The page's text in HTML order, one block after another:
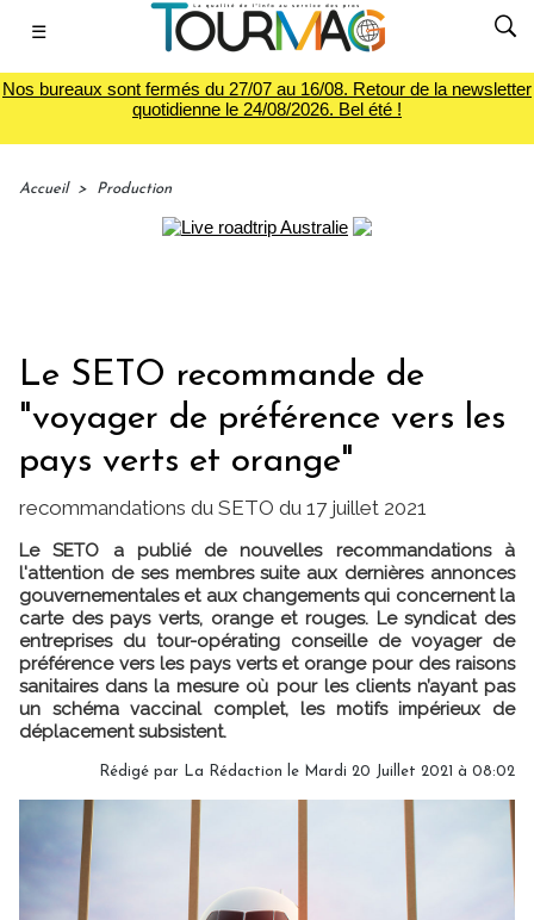
☰
Nos bureaux sont fermés du 27/07 au 16/08. Retour de la newsletter
quotidienne le 24/08/2026. Bel été !
Accueil > Production
Le SETO recommande de
"voyager de préférence vers les
pays verts et orange"
recommandations du SETO du 17 juillet 2021
Le SETO a publié de nouvelles recommandations à
l'attention de ses membres suite aux dernières annonces
gouvernementales et aux changements qui concernent la
carte des pays verts, orange et rouges. Le syndicat des
entreprises du tour-opérating conseille de voyager de
préférence vers les pays verts et orange pour des raisons
sanitaires dans la mesure où pour les clients n’ayant pas
un schéma vaccinal complet, les motifs impérieux de
déplacement subsistent.
Rédigé par La Rédaction le Mardi 20 Juillet 2021 à 08:02